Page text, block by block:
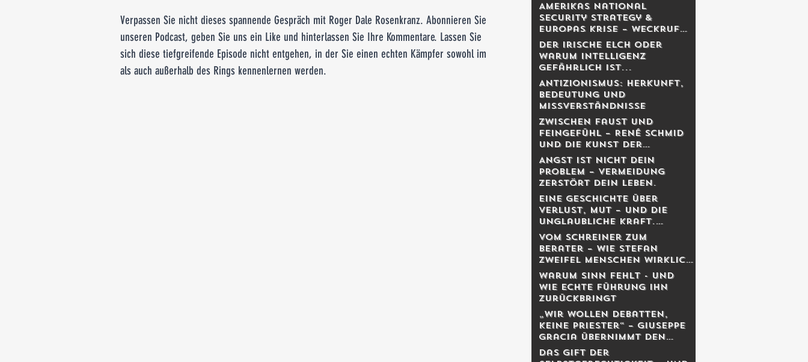
Verpassen Sie nicht dieses spannende Gespräch mit Roger Dale Rosenkranz. Abonnieren Sie
unseren Podcast, geben Sie uns ein Like und hinterlassen Sie Ihre Kommentare. Lassen Sie
sich diese tiefgreifende Episode nicht entgehen, in der Sie einen echten Kämpfer sowohl im
als auch außerhalb des Rings kennenlernen werden.
Amerikas National
Security Strategy &
Europas Krise – Weckruf
oder Kriegserklärung?
Der irische Elch oder
warum Intelligenz
gefährlich ist...
Antizionismus: Herkunft,
Bedeutung und
Missverständnisse
Zwischen Faust und
Feingefühl – René Schmid
und die Kunst der
lebendigen Balance
Angst ist nicht dein
Problem – Vermeidung
zerstört dein Leben.
Eine Geschichte über
Verlust, Mut – und die
unglaubliche Kraft,
weiterzugehen.
Vom Schreiner zum
Berater – Wie Stefan
Zweifel Menschen wirklich
reicher macht
Warum Sinn fehlt - und
wie echte Führung ihn
zurückbringt
„Wir wollen Debatten,
keine Priester“ – Giuseppe
Gracia übernimmt den
Schweizer Monat
Das Gift der